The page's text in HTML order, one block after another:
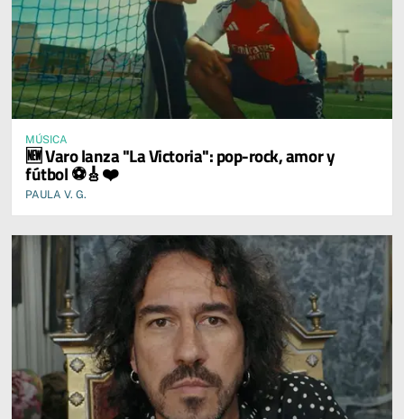
MÚSICA
🆕 Varo lanza "La Victoria": pop-rock, amor y
fútbol ⚽🎸❤️
PAULA V. G.